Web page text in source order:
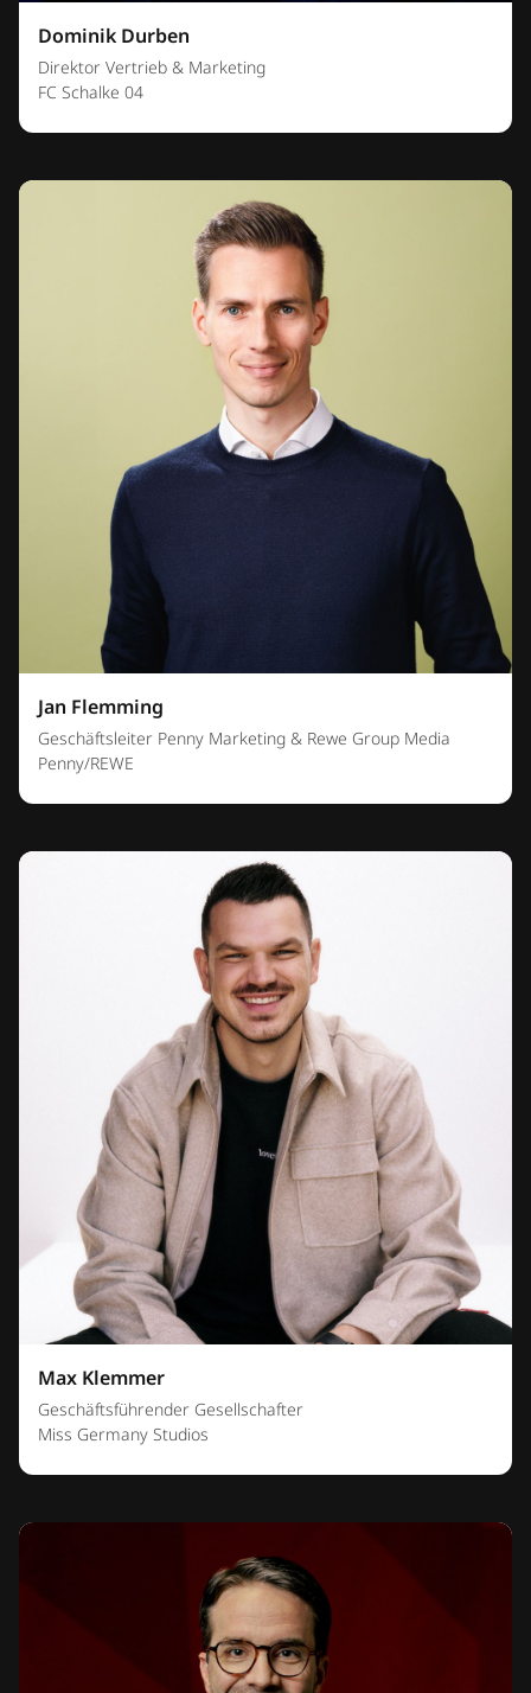
Dominik Durben
Direktor Vertrieb & Marketing
FC Schalke 04
Jan Flemming
Geschäftsleiter Penny Marketing & Rewe Group Media
Penny/REWE
Max Klemmer
Geschäftsführender Gesellschafter
Miss Germany Studios